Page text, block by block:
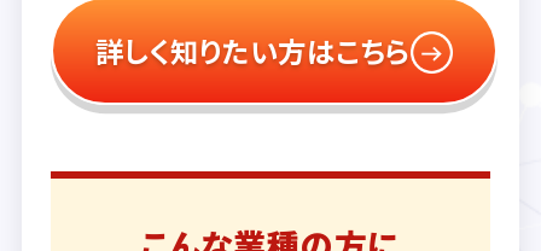
詳しく知りたい方はこちら